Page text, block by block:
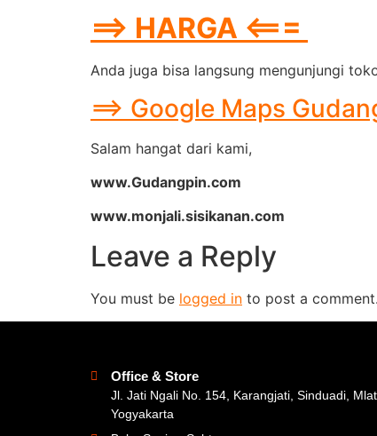
==> HARGA <===
Anda juga bisa langsung mengunjungi
==> Google Maps
Salam hangat dari kami,
www.Gudangpin.com
www.monjali.sisikanan.com
Leave a Reply
You must be logged in to post a comment.
Office & Store
Jl. Jati Ngali No. 154, Karangjati, Sinduadi,
Yogyakarta